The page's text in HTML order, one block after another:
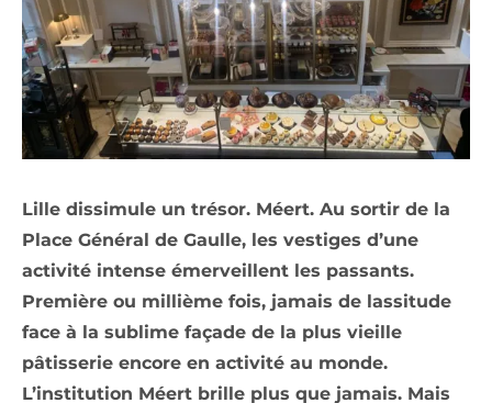
Lille dissimule un trésor. Méert. Au sortir de la
Place Général de Gaulle, les vestiges d’une
activité intense émerveillent les passants.
Première ou millième fois, jamais de lassitude
face à la sublime façade de la plus vieille
pâtisserie encore en activité au monde.
L’institution Méert brille plus que jamais. Mais